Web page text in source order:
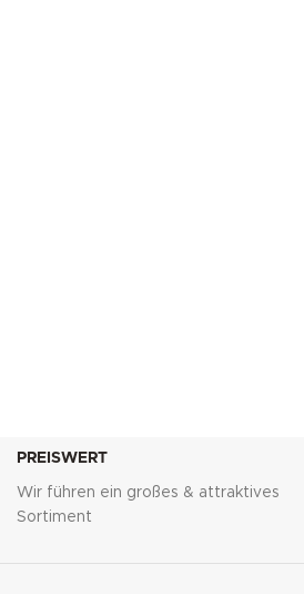
PREISWERT
Wir führen ein großes & attraktives
Sortiment